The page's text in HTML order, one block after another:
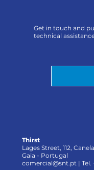
Thirst
Lages Street, 112,
Gaia - Portugal
comercial@snt.pt | Tel.
Get in touch and
technical